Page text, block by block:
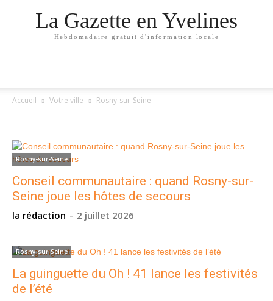
La Gazette en Yvelines
Hebdomadaire gratuit d'information locale
Accueil Votre ville Rosny-sur-Seine
Rosny-sur-Seine
Conseil communautaire : quand Rosny-sur-
Seine joue les hôtes de secours
la rédaction - 2 juillet 2026
Rosny-sur-Seine
La guinguette du Oh ! 41 lance les festivités
de l’été